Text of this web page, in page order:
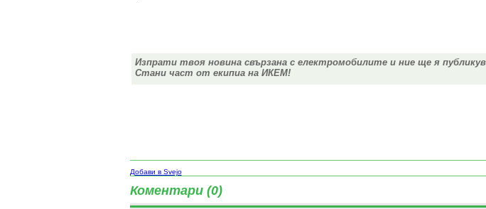
Изпрати твоя новина свързана с електромобилите и ние ще я
Стани част от екипиа на ИКЕМ!
Добави в Svejo
Коментари (0)